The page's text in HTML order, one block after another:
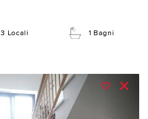
3 Locali 1 Bagni